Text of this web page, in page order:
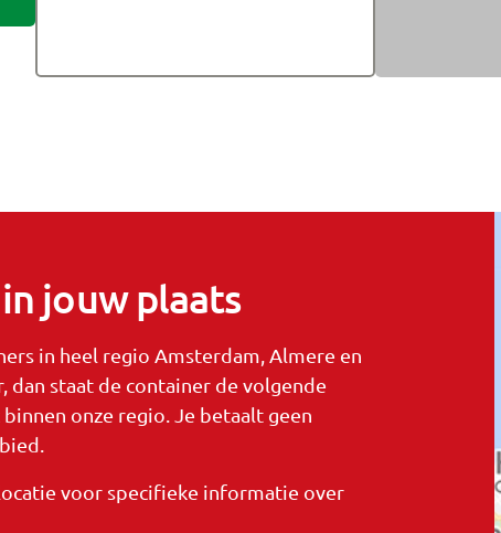
jouw plaats
in heel regio Amsterdam, Almere en
dan staat de container de volgende
onze regio. Je betaalt geen
voor specifieke informatie over